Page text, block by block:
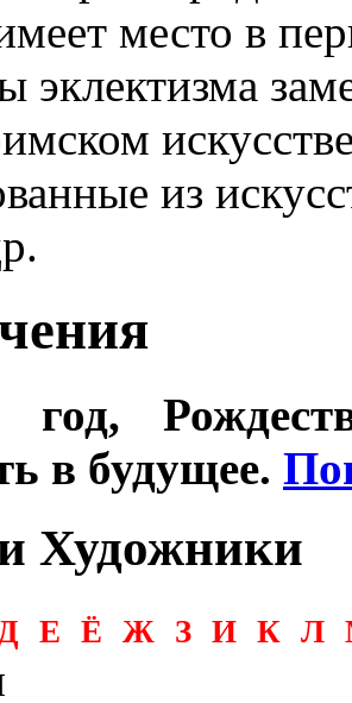
место в
эклектизма
из
год,
в будущее.
Художники
Е Ё Ж З И К Л